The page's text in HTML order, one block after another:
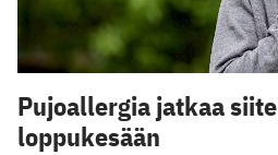
Pujoallergia jatkaa
loppukesään